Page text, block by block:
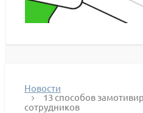
Новости
13 способов
сотрудников